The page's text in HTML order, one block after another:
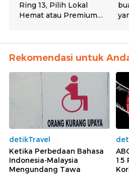
Rekomendasi untuk
detikTravel
Ketika Perbedaan Bahasa
Indonesia-Malaysia
Mengundang Tawa
15